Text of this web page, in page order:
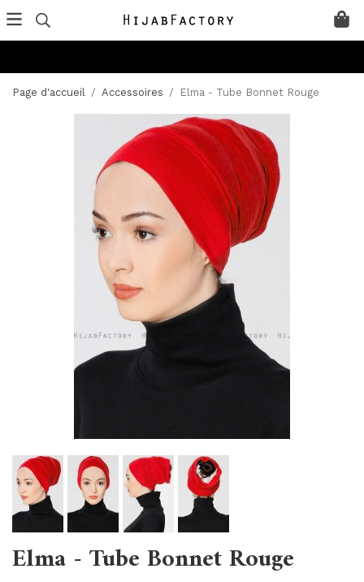
Page d'accueil / Accessoires / Elma - Tube Bonnet Rouge
Elma - Tube Bonnet Rouge